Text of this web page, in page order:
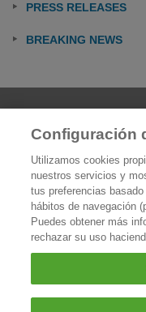
PRESS RELEASES
BREAKING NEWS
OCU
Quiénes somos
Qué hacemos
Contacto
Favoritos
Configuración
Utilizamos cookies
nuestros servicios y
tus preferencias
hábitos de navegación
Puedes obtener más
rechazar su uso